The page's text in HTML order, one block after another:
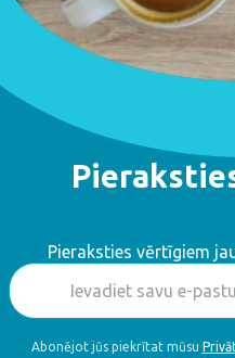
Pieraksties vērtīgiem
Abonējot jūs piekrītat mūsu